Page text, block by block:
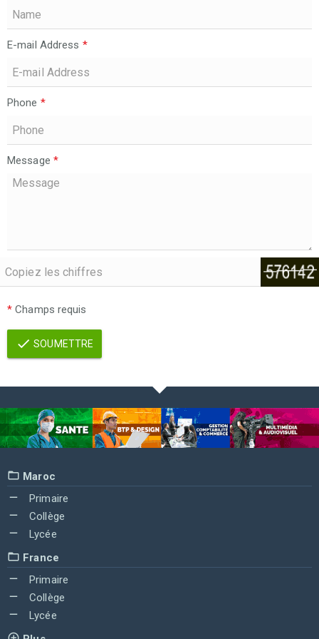
E-mail Address *
Phone *
Message *
* Champs requis
SOUMETTRE
Maroc
Primaire
Collège
Lycée
France
Primaire
Collège
Lycée